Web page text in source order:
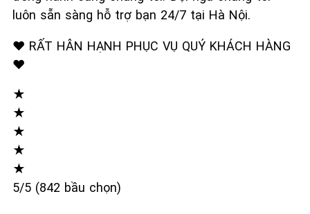
luôn sẵn sàng hỗ trợ bạn 24/7 tại Hà Nội.
❤️ RẤT HÂN HẠNH PHỤC VỤ QUÝ KHÁCH HÀNG
❤️
★
★
★
★
★
5/5 (842 bầu chọn)